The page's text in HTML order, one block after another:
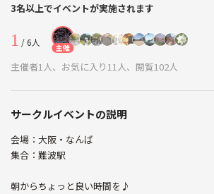
3名以上でイベントが実施されます
1 / 6人 主催
主催者1人、お気に入り11人、閲覧102人
サークルイベントの説明
会場：大阪・なんば
集合：難波駅
朝からちょっと良い時間を♪